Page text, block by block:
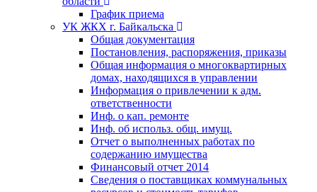
График приема
УК ЖКХ г. Байкальска
Общая документация
Постановления, распоряжения, приказы
Общая информация о многоквартирных
домах, находящихся в управлении
Информация о привлечении к адм.
ответственности
Инф. о кап. ремонте
Инф. об использ. общ. имущ.
Отчет о выполненных работах по
содержанию имущества
Финансовый отчет 2014
Сведения о поставщиках коммунальных